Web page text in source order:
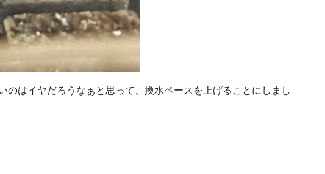
はイヤだろうなぁと思って、換水ペースを上げることにしまし